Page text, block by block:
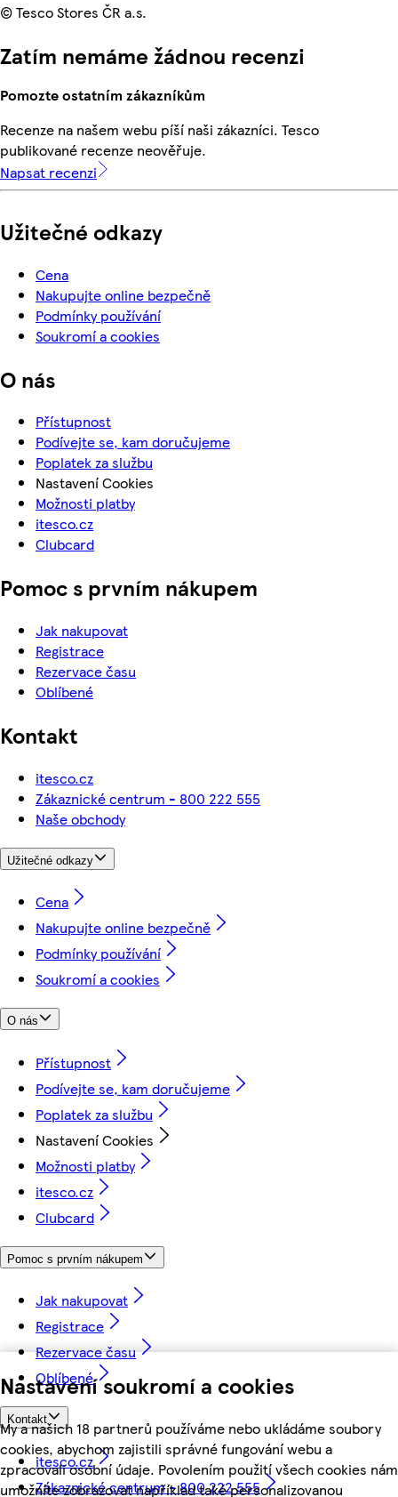
Nastavení soukromí a cookies
My a našich 18 partnerů používáme nebo ukládáme soubory
cookies, abychom zajistili správné fungování webu a
zpracovali osobní údaje. Povolením použití všech cookies nám
umožníte zobrazovat například také personalizovanou
© Tesco Stores ČR a.s.
Zatím nemáme žádnou recenzi
Pomozte ostatním zákazníkům
Recenze na našem webu píší naši zákazníci. Tesco
publikované recenze neověřuje.
Napsat recenzi
Užitečné odkazy
Cena
Nakupujte online bezpečně
Podmínky používání
Soukromí a cookies
O nás
Přístupnost
Podívejte se, kam doručujeme
Poplatek za službu
Nastavení Cookies
Možnosti platby
itesco.cz
Clubcard
Pomoc s prvním nákupem
Jak nakupovat
Registrace
Rezervace času
Oblíbené
Kontakt
itesco.cz
Zákaznické centrum - 800 222 555
Naše obchody
Užitečné odkazy
Cena
Nakupujte online bezpečně
Podmínky používání
Soukromí a cookies
O nás
Přístupnost
Podívejte se, kam doručujeme
Poplatek za službu
Nastavení Cookies
Možnosti platby
itesco.cz
Clubcard
Pomoc s prvním nákupem
Jak nakupovat
Registrace
Rezervace času
Oblíbené
Kontakt
itesco.cz
Zákaznické centrum - 800 222 555